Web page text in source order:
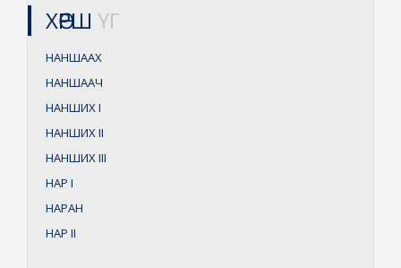
ХӨРШ ҮГ
НАНШААХ
НАНШААЧ
НАНШИХI
НАНШИХII
НАНШИХIII
НАР I
НАРАН
НАР II